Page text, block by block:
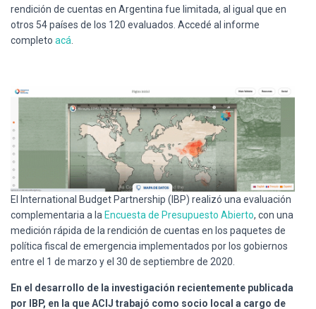
rendición de cuentas en Argentina fue limitada, al igual que en
otros 54 países de los 120 evaluados. Accedé al informe
completo acá
El International Budget Partnership (IBP) realizó una evaluación
complementaria a la Encuesta de Presupuesto Abierto, con una
medición rápida de la rendición de cuentas en los paquetes de
política fiscal de emergencia implementados por los gobiernos
entre el 1 de marzo y el 30 de septiembre de 2020.
En el desarrollo de la investigación recientemente publicada
por IBP, en la que ACIJ trabajó como socio local a cargo de